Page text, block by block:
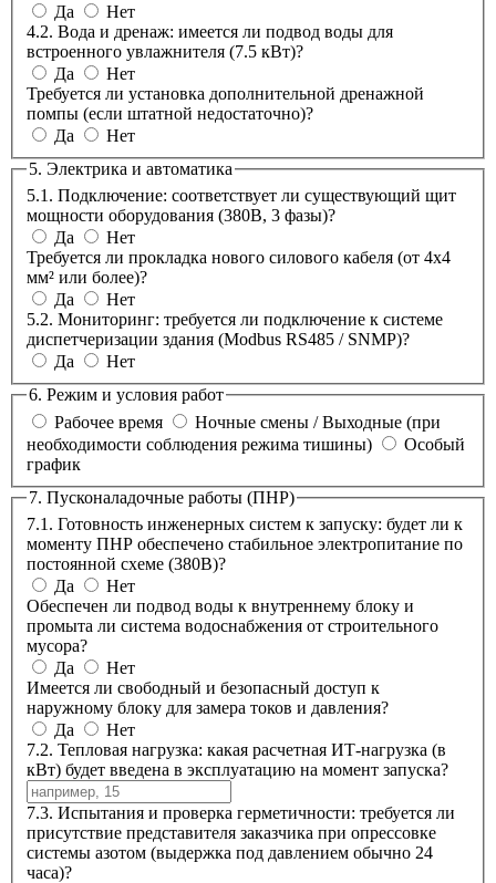
Да
Нет
4.2. Вода и дренаж: имеется ли подвод воды для
встроенного увлажнителя (7.5 кВт)?
Да
Нет
Требуется ли установка дополнительной дренажной
помпы (если штатной недостаточно)?
Да
Нет
5. Электрика и автоматика
5.1. Подключение: соответствует ли существующий щит
мощности оборудования (380В, 3 фазы)?
Да
Нет
Требуется ли прокладка нового силового кабеля (от 4х4
мм² или более)?
Да
Нет
5.2. Мониторинг: требуется ли подключение к системе
диспетчеризации здания (Modbus RS485 / SNMP)?
Да
Нет
6. Режим и условия работ
Рабочее время
Ночные смены / Выходные (при
необходимости соблюдения режима тишины)
Особый
график
7. Пусконаладочные работы (ПНР)
7.1. Готовность инженерных систем к запуску: будет ли к
моменту ПНР обеспечено стабильное электропитание по
постоянной схеме (380В)?
Да
Нет
Обеспечен ли подвод воды к внутреннему блоку и
промыта ли система водоснабжения от строительного
мусора?
Да
Нет
Имеется ли свободный и безопасный доступ к
наружному блоку для замера токов и давления?
Да
Нет
7.2. Тепловая нагрузка: какая расчетная ИТ-нагрузка (в
кВт) будет введена в эксплуатацию на момент запуска?
7.3. Испытания и проверка герметичности: требуется ли
присутствие представителя заказчика при опрессовке
системы азотом (выдержка под давлением обычно 24
часа)?